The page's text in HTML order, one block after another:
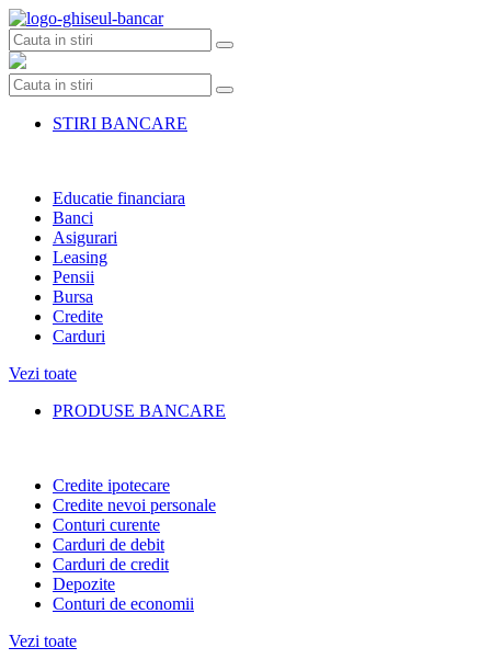
Skip
to
content
STIRI BANCARE
Educatie financiara
Banci
Asigurari
Leasing
Pensii
Bursa
Credite
Carduri
Vezi toate
PRODUSE BANCARE
Credite ipotecare
Credite nevoi personale
Conturi curente
Carduri de debit
Carduri de credit
Depozite
Conturi de economii
Vezi toate